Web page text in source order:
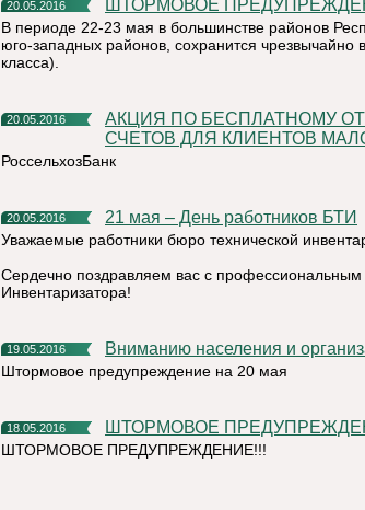
20.05.2016 ШТОРМОВОЕ
В периоде 22-23 мая в большинстве районов
юго-западных районов, сохранится чрезвычайно
класса).
20.05.2016
АКЦИЯ ПО БЕСПЛАТНОМУ ОТКРЫТИЮ РАСЧЕТНЫХ
СЧЕТОВ ДЛЯ КЛИЕНТОВ
РоссельхозБанк
20.05.2016 21 мая – День работников БТИ
Уважаемые работники бюро технической
Сердечно поздравляем вас с
Инвентаризатора!
19.05.2016 Вниманию населения и
Штормовое предупреждение на 20 мая
18.05.2016 ШТОРМОВОЕ
ШТОРМОВОЕ ПРЕДУПРЕЖДЕНИЕ!!!